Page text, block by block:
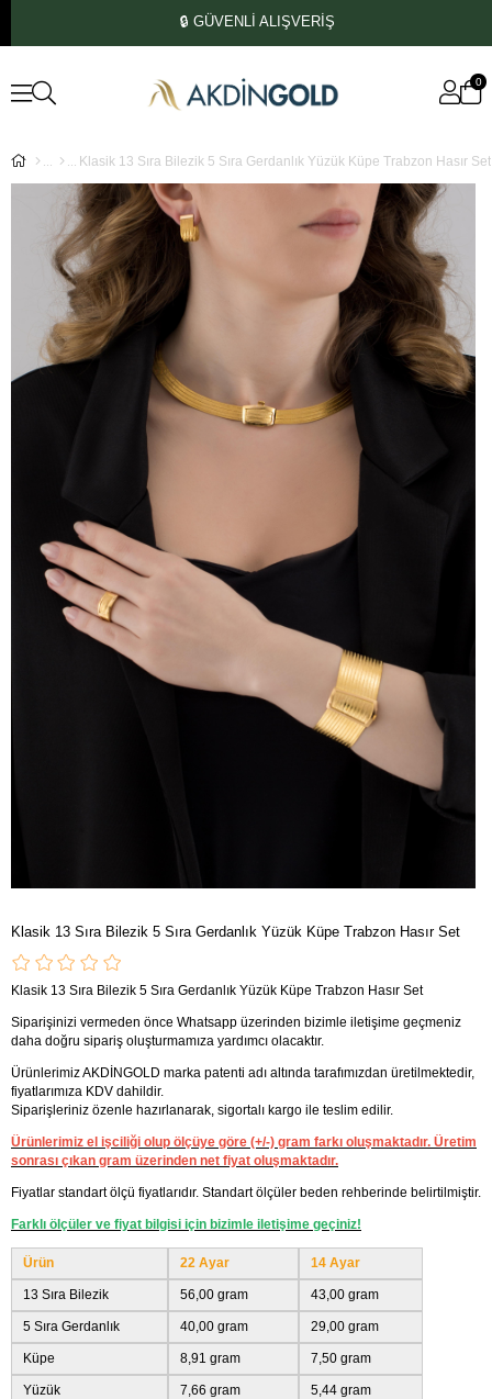
🔒 GÜVENLİ ALIŞVERİŞ
0
Klasik 13 Sıra Bilezik 5 Sıra Gerdanlık Yüzük Küpe Trabzon Hasır Set
Klasik 13 Sıra Bilezik 5 Sıra Gerdanlık Yüzük Küpe Trabzon Hasır Set
Klasik 13 Sıra Bilezik 5 Sıra Gerdanlık Yüzük Küpe Trabzon Hasır Set
Siparişinizi vermeden önce Whatsapp üzerinden bizimle iletişime geçmeniz
daha doğru sipariş oluşturmamıza yardımcı olacaktır.
Ürünlerimiz AKDİNGOLD marka patenti adı altında tarafımızdan üretilmektedir,
fiyatlarımıza KDV dahildir.
Siparişleriniz özenle hazırlanarak, sigortalı kargo ile teslim edilir.
Ürünlerimiz el işciliği olup ölçüye göre (+/-) gram farkı oluşmaktadır. Üretim
sonrası çıkan gram üzerinden net fiyat oluşmaktadır.
Fiyatlar standart ölçü fiyatlarıdır. Standart ölçüler beden rehberinde belirtilmiştir.
Farklı ölçüler ve fiyat bilgisi için bizimle iletişime geçiniz!
Ürün 22 Ayar 14 Ayar
13 Sıra Bilezik 56,00 gram 43,00 gram
5 Sıra Gerdanlık 40,00 gram 29,00 gram
Küpe 8,91 gram 7,50 gram
Yüzük 7,66 gram 5,44 gram